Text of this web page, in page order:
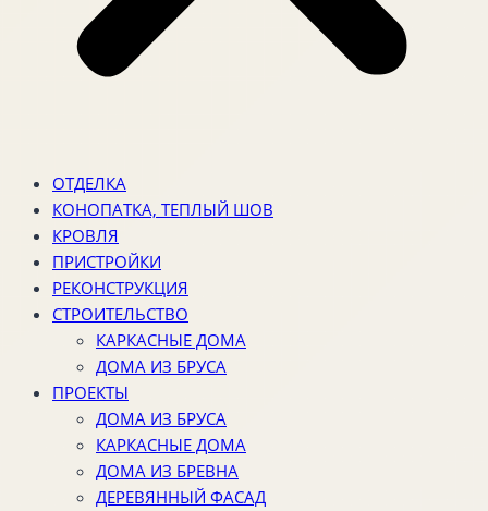
ОТДЕЛКА
КОНОПАТКА, ТЕПЛЫЙ ШОВ
КРОВЛЯ
ПРИСТРОЙКИ
РЕКОНСТРУКЦИЯ
СТРОИТЕЛЬСТВО
КАРКАСНЫЕ ДОМА
ДОМА ИЗ БРУСА
ПРОЕКТЫ
ДОМА ИЗ БРУСА
КАРКАСНЫЕ ДОМА
ДОМА ИЗ БРЕВНА
ДЕРЕВЯННЫЙ ФАСАД